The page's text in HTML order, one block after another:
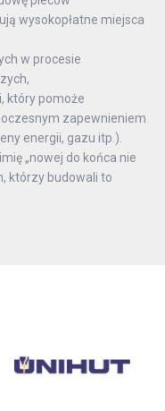
wysokopłatne miejsca
w procesie
który pomoże
zapewnieniem
energii, gazu itp.).
„nowej do końca nie
którzy budowali to